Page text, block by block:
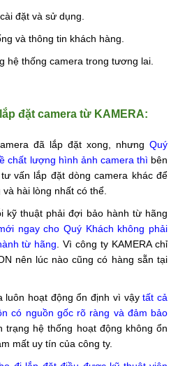
đặt và sử dụng.
và thông tin khách hàng.
hệ thống camera trong tương lai.
đặt camera từ KAMERA:
đã lắp đặt xong, nhưng Quý
chất lượng hình ảnh camera thì bên
vấn lắp đặt dòng camera khác để
hài lòng nhất có thể.
kỹ thuật phải đợi bảo hành từ hãng
ngay cho Quý Khách không phải
từ hãng . Vì công ty KAMERA chỉ
nên lúc nào cũng có hàng sẵn tại
luôn hoạt động ổn định vì vậytất cả
có nguồn gốc rõ ràng và đảm bảo
trạng hệ thống hoạt động không ổn
mất uy tín của công ty.